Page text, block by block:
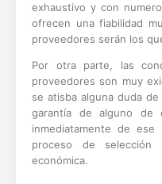
exhaustivo y con
ofrecen una fiabilidad
proveedores serán los
Por otra parte, las
proveedores son muy
se atisba alguna duda
garantía de alguno de
inmediatamente de
proceso de
económica.